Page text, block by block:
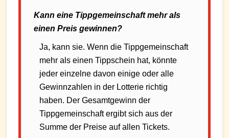
Kann eine Tippgemeinschaft mehr als
einen Preis gewinnen?
Ja, kann sie. Wenn die Tippgemeinschaft
mehr als einen Tippschein hat, könnte
jeder einzelne davon einige oder alle
Gewinnzahlen in der Lotterie richtig
haben. Der Gesamtgewinn der
Tippgemeinschaft ergibt sich aus der
Summe der Preise auf allen Tickets.